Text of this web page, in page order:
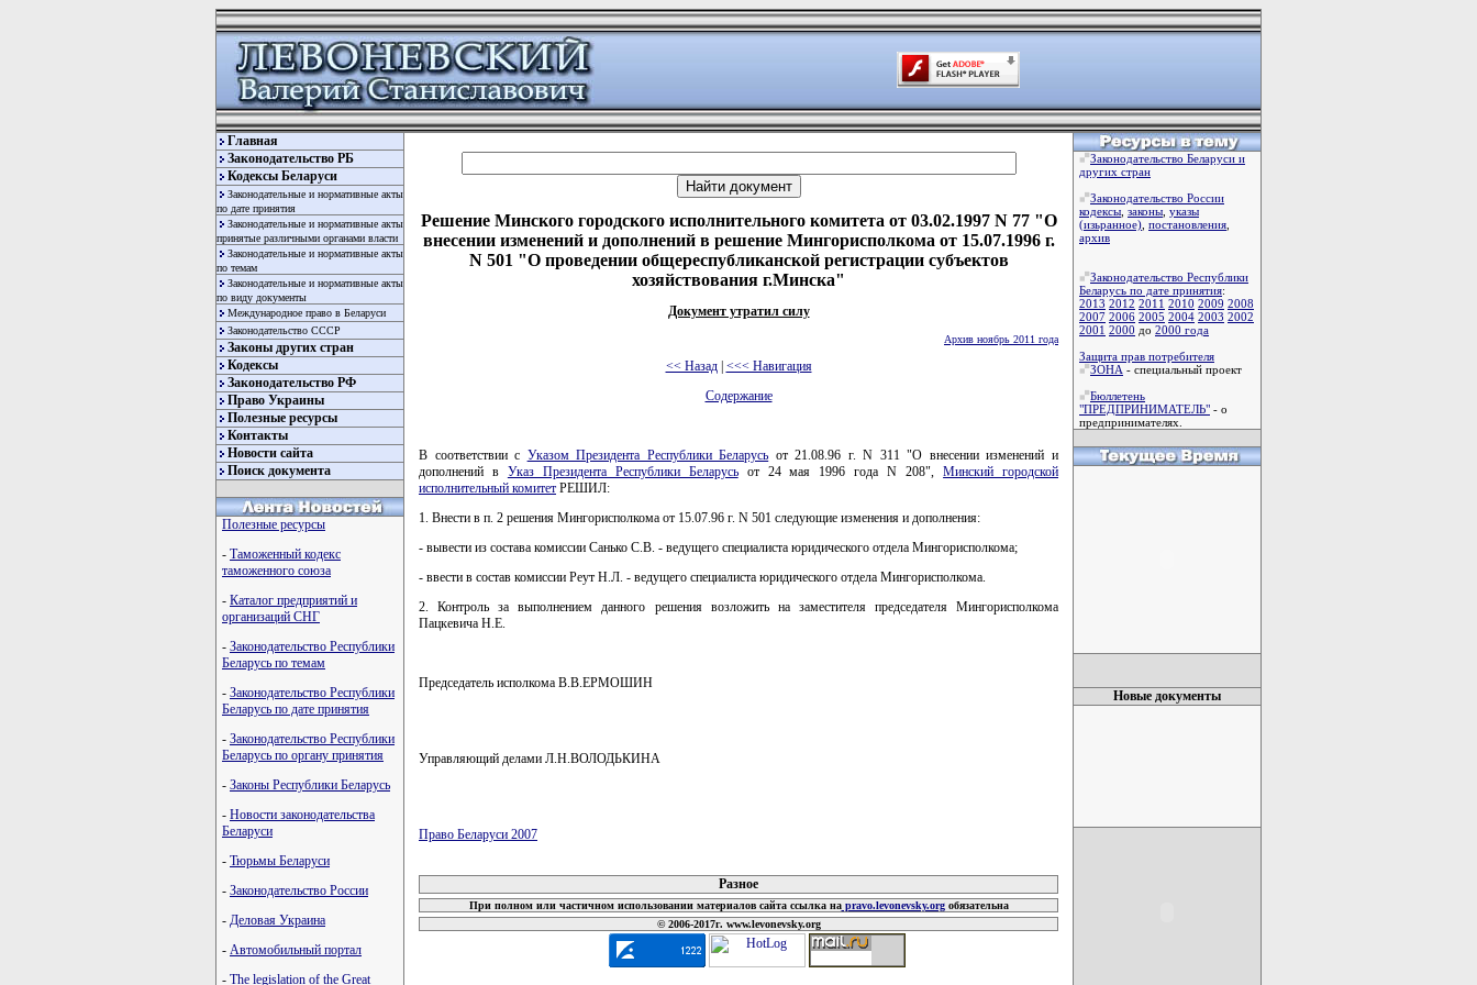
Главная
Законодательство РБ
Кодексы Беларуси
Законодательные и нормативные акты
по дате принятия
Законодательные и нормативные акты
принятые различными органами власти
Законодательные и нормативные акты
по темам
Законодательные и нормативные акты
по виду документы
Международное право в Беларуси
Законодательство СССР
Законы других стран
Кодексы
Законодательство РФ
Право Украины
Полезные ресурсы
Контакты
Новости сайта
Поиск документа
Полезные ресурсы
- Таможенный кодекс
таможенного союза
- Каталог предприятий и
организаций СНГ
- Законодательство Республики
Беларусь по темам
- Законодательство Республики
Беларусь по дате принятия
- Законодательство Республики
Беларусь по органу принятия
- Законы Республики Беларусь
- Новости законодательства
Беларуси
- Тюрьмы Беларуси
- Законодательство России
- Деловая Украина
- Автомобильный портал
- The legislation of the Great
Решение Минского городского исполнительного комитета от 03.02.1997 N 77 "О
внесении изменений и дополнений в решение Мингорисполкома от 15.07.1996 г.
N 501 "О проведении общереспубликанской регистрации субъектов
хозяйствования г.Минска"
Документ утратил силу
Архив ноябрь 2011 года
<< Назад| <<< Навигация
Содержание
В соответствии с Указом Президента Республики Беларусь от 21.08.96 г. N 311 "О внесении изменений и
дополнений в Указ Президента Республики Беларусьот 24 мая 1996 года N 208",Минский городской
исполнительный комитет РЕШИЛ:
1. Внести в п. 2 решения Мингорисполкома от 15.07.96 г. N 501 следующие изменения и дополнения:
- вывести из состава комиссии Санько С.В. - ведущего специалиста юридического отдела Мингорисполкома;
- ввести в состав комиссии Реут Н.Л. - ведущего специалиста юридического отдела Мингорисполкома.
2. Контроль за выполнением данного решения возложить на заместителя председателя Мингорисполкома
Пацкевича Н.Е.
Председатель исполкома В.В.ЕРМОШИН
Управляющий делами Л.Н.ВОЛОДЬКИНА
Право Беларуси 2007
Разное
При полном или частичном использовании материалов сайта ссылка наpravo.levonevsky.orgобязательна
© 2006-2017г. www.levonevsky.org
Законодательство Беларуси и
других стран
Законодательство России
кодексы законы указы
(изьранное) постановления
архив
Законодательство Республики
Беларусь по дате принятия:
2013 2012 2011 2010 2009 2008
2007 2006 2005 2004 2003 2002
2001 2000 до 2000 года
Защита прав потребителя
ЗОНА - специальный проект
Бюллетень
"ПРЕДПРИНИМАТЕЛЬ" - о
предпринимателях.
Новые документы